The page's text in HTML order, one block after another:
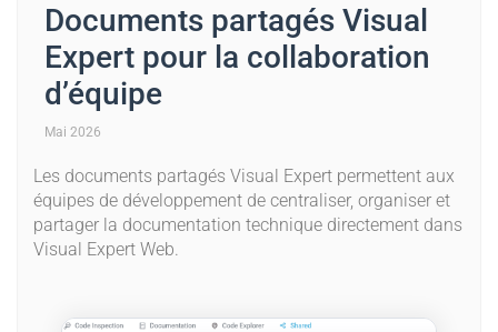
Documents partagés Visual
Expert pour la collaboration
d’équipe
Mai 2026
Les documents partagés Visual Expert permettent aux
équipes de développement de centraliser, organiser et
partager la documentation technique directement dans
Visual Expert Web.